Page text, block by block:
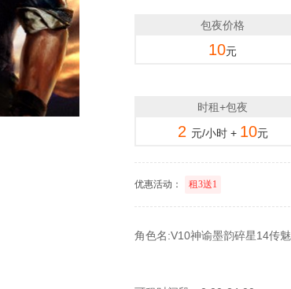
包夜价格
10元
时租+包夜
2 元/小时 + 10元
优惠活动： 租3送1
角色名:V10神谕墨韵碎星14传